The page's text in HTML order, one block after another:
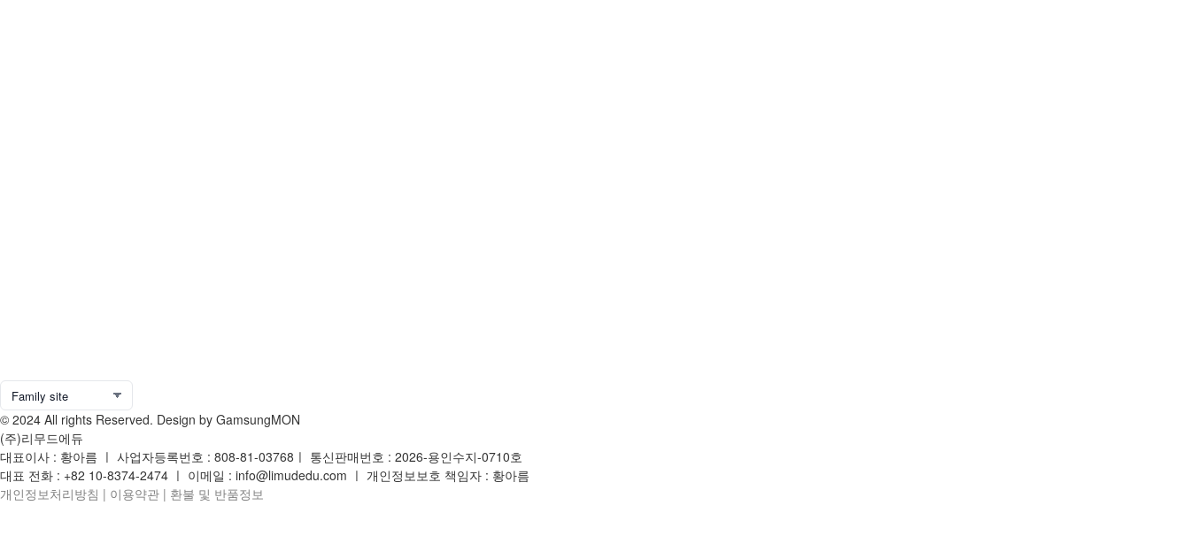
© 2024 All rights Reserved. Design by GamsungMON
(주)리무드에듀
대표이사 : 황아름 ㅣ 사업자등록번호 : 808-81-03768ㅣ 통신판매번호 : 2026-용인수지-0710호
대표 전화 : +82 10-8374-2474 ㅣ 이메일 : info@limudedu.com ㅣ 개인정보보호 책임자 : 황아름
개인정보처리방침 | 이용약관 | 환불 및 반품정보